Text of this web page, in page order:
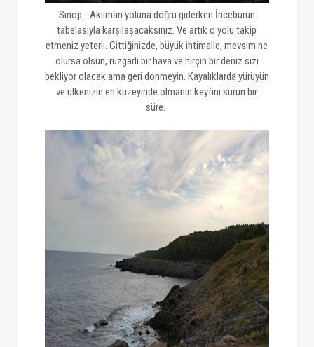
Sinop - Akliman yoluna doğru giderken İnceburun
tabelasıyla karşılaşacaksınız. Ve artık o yolu takip
etmeniz yeterli. Gittiğinizde, büyük ihtimalle, mevsim ne
olursa olsun, rüzgarlı bir hava ve hırçın bir deniz sizi
bekliyor olacak ama geri dönmeyin. Kayalıklarda yürüyün
ve ülkenizin en kuzeyinde olmanın keyfini sürün bir
süre.